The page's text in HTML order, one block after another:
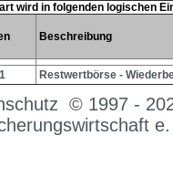
wird in folgenden logischen
Beschreibung
Restwertbörse -
© 1997 -
e.